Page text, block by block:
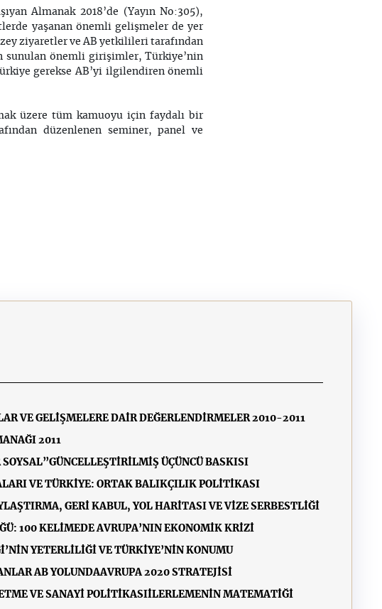
Almanak 2018’de (Yayın No:305),
yaşanan önemli gelişmeler de yer
ziyaretler ve AB yetkilileri tarafından
sunulan önemli girişimler, Türkiye’nin
gerekse AB’yi ilgilendiren önemli
üzere tüm kamuoyu için faydalı bir
düzenlenen seminer, panel ve
VE GELİŞMELERE DAİR DEĞERLENDİRMELER 2010-2011
2011
ÜÇÜNCÜ BASKISI
VE TÜRKİYE: ORTAK BALIKÇILIK POLİTİKASI
GERİ KABUL, YOL HARİTASI VE VİZE SERBESTLİĞİ
100 KELİMEDE AVRUPA’NIN EKONOMİK KRİZİ
YETERLİLİĞİ VE TÜRKİYE’NİN KONUMU
AB YOLUNDAAVRUPA 2020 STRATEJİSİ
VE SANAYİ POLİTİKASIİLERLEMENİN MATEMATİĞİ